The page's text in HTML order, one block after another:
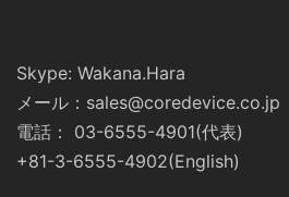
Skype: Wakana.Hara
メール：sales@coredevice.co.jp
電話： 03-6555-4901(代表)
+81-3-6555-4902(English)